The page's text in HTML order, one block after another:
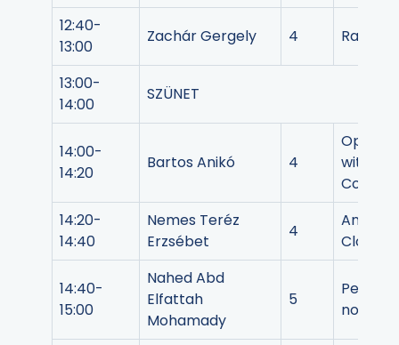
12:40-
13:00
Zachár Gergely 4 Radio-
13:00-
14:00
SZÜNET
14:00-
14:20
Bartos Anikó 4
with
14:20-
14:40
Nemes Teréz
Erzsébet
4
Cloud-
14:40-
15:00
Nahed Abd
Elfattah
Mohamady
5